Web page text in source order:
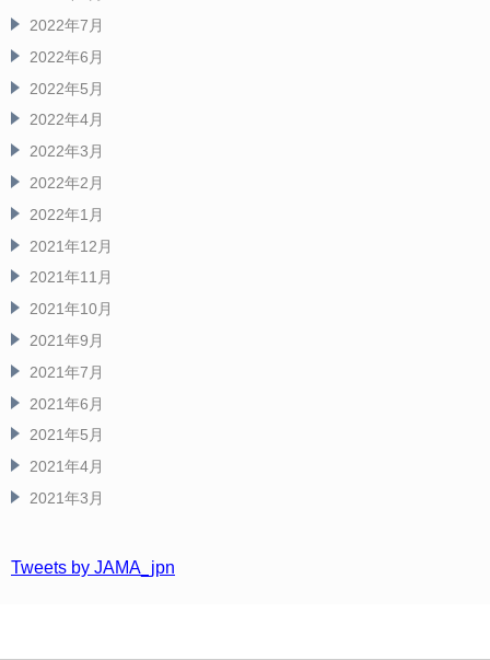
2022年7月
2022年6月
2022年5月
2022年4月
2022年3月
2022年2月
2022年1月
2021年12月
2021年11月
2021年10月
2021年9月
2021年7月
2021年6月
2021年5月
2021年4月
2021年3月
Tweets by JAMA_jpn